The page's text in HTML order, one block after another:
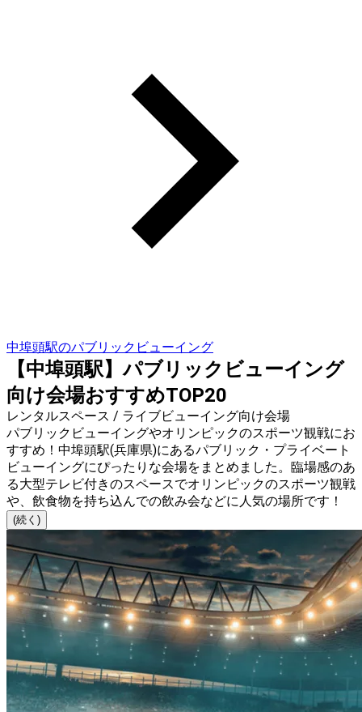
中埠頭駅のパブリックビューイング
【中埠頭駅】パブリックビューイング
向け会場おすすめTOP20
レンタルスペース / ライブビューイング向け会場
パブリックビューイングやオリンピックのスポーツ観戦にお
すすめ！中埠頭駅(兵庫県)にあるパブリック・プライベート
ビューイングにぴったりな会場をまとめました。臨場感のあ
る大型テレビ付きのスペースでオリンピックのスポーツ観戦
や、飲食物を持ち込んでの飲み会などに人気の場所です！
(続く)